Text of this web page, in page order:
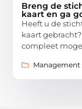
Breng de
kaart en ga
Heeft u de
kaart
compleet
Management